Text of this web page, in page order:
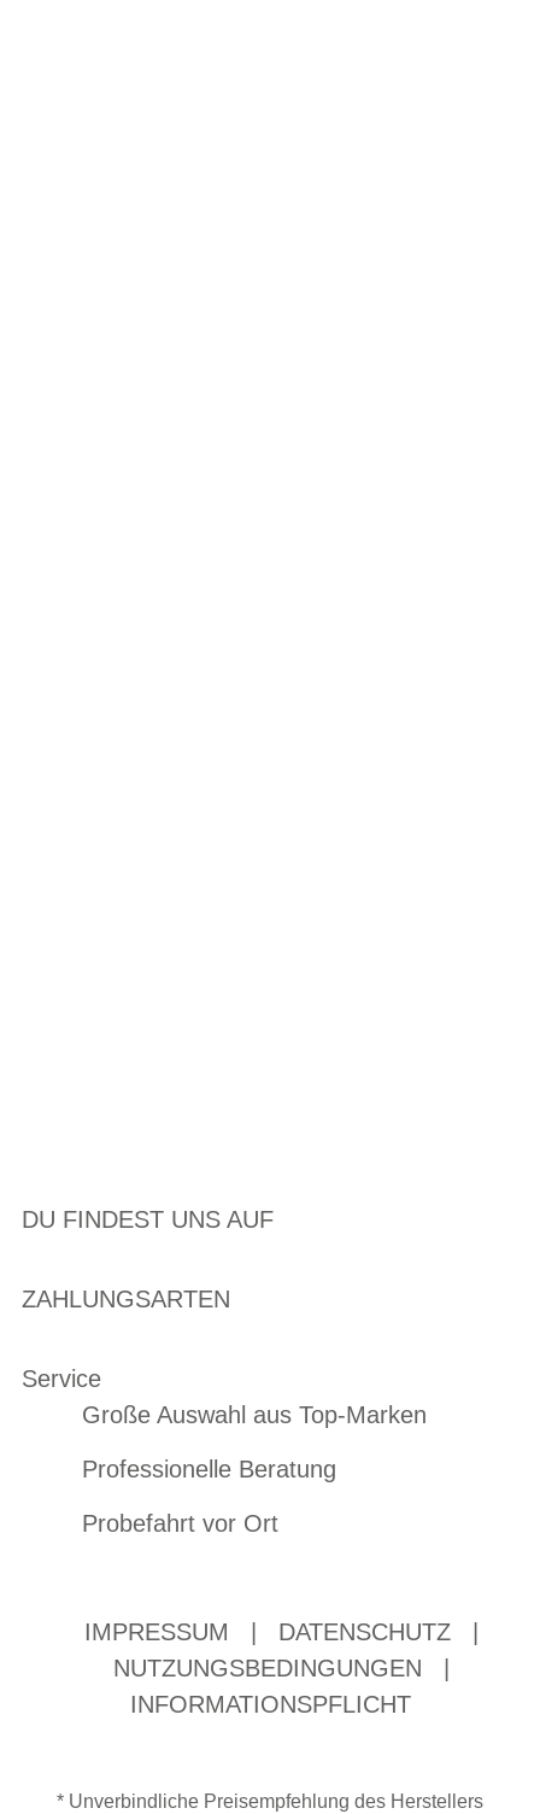
DU FINDEST UNS AUF
ZAHLUNGSARTEN
Service
Große Auswahl aus Top-Marken
Professionelle Beratung
Probefahrt vor Ort
IMPRESSUM DATENSCHUTZ
NUTZUNGSBEDINGUNGEN
INFORMATIONSPFLICHT
* Unverbindliche Preisempfehlung des Herstellers